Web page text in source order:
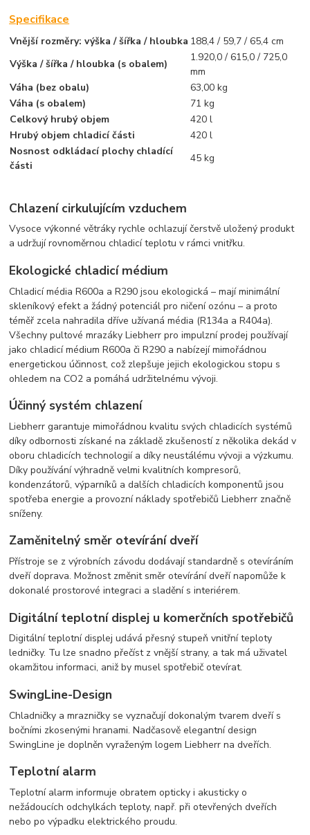
Specifikace
Vnější rozměry: výška / šířka / hloubka 188,4 / 59,7 / 65,4 cm
Výška / šířka / hloubka (s obalem)
1.920,0 / 615,0 / 725,0
mm
Váha (bez obalu)
63,00 kg
Váha (s obalem)
71 kg
Celkový hrubý objem
420 l
Hrubý objem chladicí části
420 l
Nosnost odkládací plochy chladící
části
45 kg
Chlazení cirkulujícím vzduchem
Vysoce výkonné větráky rychle ochlazují čerstvě uložený produkt
a udržují rovnoměrnou chladicí teplotu v rámci vnitřku.
Ekologické chladicí médium
Chladicí média R600a a R290 jsou ekologická – mají minimální
skleníkový efekt a žádný potenciál pro ničení ozónu – a proto
téměř zcela nahradila dříve užívaná média (R134a a R404a).
Všechny pultové mrazáky Liebherr pro impulzní prodej používají
jako chladicí médium R600a či R290 a nabízejí mimořádnou
energetickou účinnost, což zlepšuje jejich ekologickou stopu s
ohledem na CO2 a pomáhá udržitelnému vývoji.
Účinný systém chlazení
Liebherr garantuje mimořádnou kvalitu svých chladicích systémů
díky odbornosti získané na základě zkušeností z několika dekád v
oboru chladicích technologií a díky neustálému vývoji a výzkumu.
Díky používání výhradně velmi kvalitních kompresorů,
kondenzátorů, výparníků a dalších chladicích komponentů jsou
spotřeba energie a provozní náklady spotřebičů Liebherr značně
sníženy.
Zaměnitelný směr otevírání dveří
Přístroje se z výrobních závodu dodávají standardně s otevíráním
dveří doprava. Možnost změnit směr otevírání dveří napomůže k
dokonalé prostorové integraci a sladění s interiérem.
Digitální teplotní displej u komerčních spotřebičů
Digitální teplotní displej udává přesný stupeň vnitřní teploty
ledničky. Tu lze snadno přečíst z vnější strany, a tak má uživatel
okamžitou informaci, aniž by musel spotřebič otevírat.
SwingLine-Design
Chladničky a mrazničky se vyznačují dokonalým tvarem dveří s
bočními zkosenými hranami. Nadčasově elegantní design
SwingLine je doplněn vyraženým logem Liebherr na dveřích.
Teplotní alarm
Teplotní alarm informuje obratem opticky i akusticky o
nežádoucích odchylkách teploty, např. při otevřených dveřích
nebo po výpadku elektrického proudu.